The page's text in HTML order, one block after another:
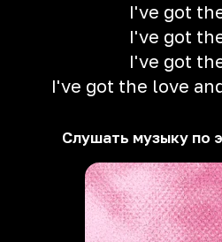
I've got
I've got
I've got
I've got the love
Слушать музыку по